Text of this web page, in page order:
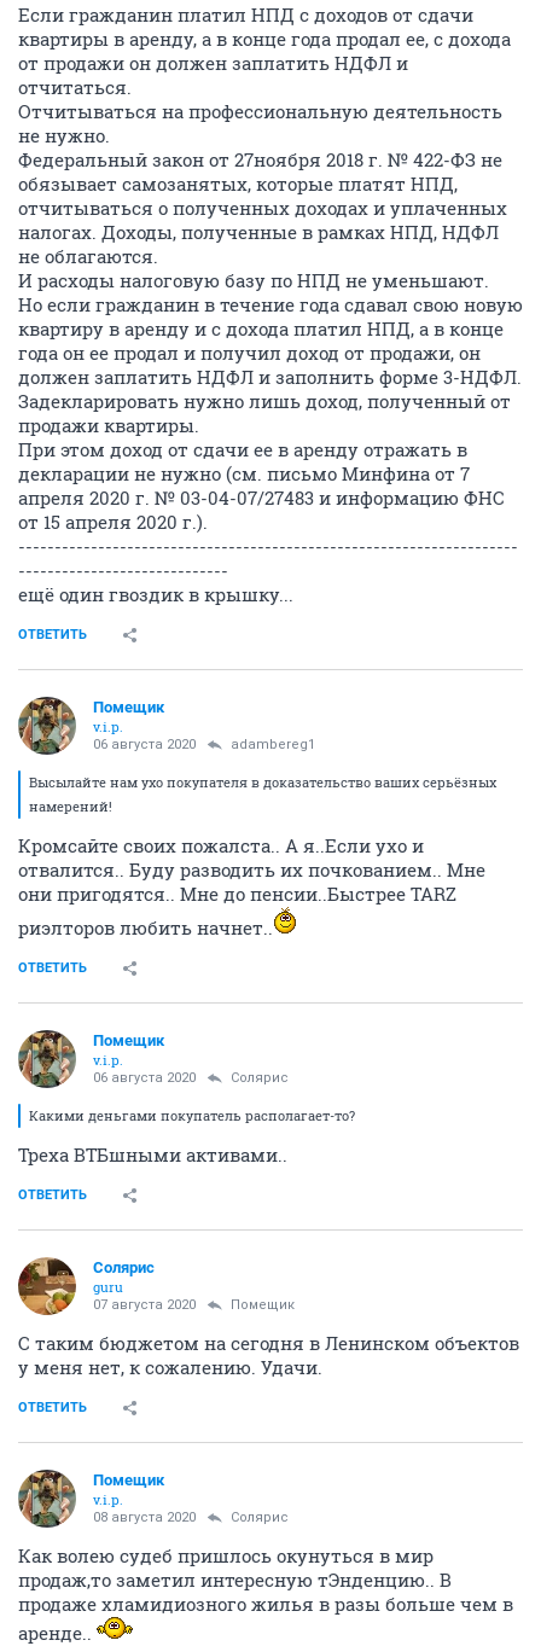
Если гражданин платил НПД с доходов от сдачи
квартиры в аренду, а в конце года продал ее, с дохода
от продажи он должен заплатить НДФЛ и
отчитаться.
Отчитываться на профессиональную деятельность
не нужно.
Федеральный закон от 27ноября 2018 г. № 422-ФЗ не
обязывает самозанятых, которые платят НПД,
отчитываться о полученных доходах и уплаченных
налогах. Доходы, полученные в рамках НПД, НДФЛ
не облагаются.
И расходы налоговую базу по НПД не уменьшают.
Но если гражданин в течение года сдавал свою новую
квартиру в аренду и с дохода платил НПД, а в конце
года он ее продал и получил доход от продажи, он
должен заплатить НДФЛ и заполнить форме 3-НДФЛ.
Задекларировать нужно лишь доход, полученный от
продажи квартиры.
При этом доход от сдачи ее в аренду отражать в
декларации не нужно (см. письмо Минфина от 7
апреля 2020 г. № 03-04-07/27483 и информацию ФНС
от 15 апреля 2020 г.).
---------------------------------------------------------------------
-----------------------------
ещё один гвоздик в крышку...
ОТВЕТИТЬ
Помещик
v.i.p.
06 августа 2020 adambereg1
Высылайте нам ухо покупателя в доказательство ваших серьёзных
намерений!
Кромсайте своих пожалста.. А я..Если ухо и
отвалится.. Буду разводить их почкованием.. Мне
они пригодятся.. Мне до пенсии..Быстрее TARZ
риэлторов любить начнет..
ОТВЕТИТЬ
Помещик
v.i.p.
06 августа 2020 Солярис
Какими деньгами покупатель располагает-то?
Треха ВТБшными активами..
ОТВЕТИТЬ
Солярис
guru
07 августа 2020 Помещик
С таким бюджетом на сегодня в Ленинском объектов
у меня нет, к сожалению. Удачи.
ОТВЕТИТЬ
Помещик
v.i.p.
08 августа 2020 Солярис
Как волею судеб пришлось окунуться в мир
продаж,то заметил интересную тЭнденцию.. В
продаже хламидиозного жилья в разы больше чем в
аренде..